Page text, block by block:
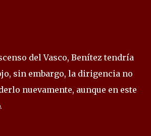
del Vasco, Benítez tendría
sin embargo, la dirigencia no
nuevamente, aunque en este